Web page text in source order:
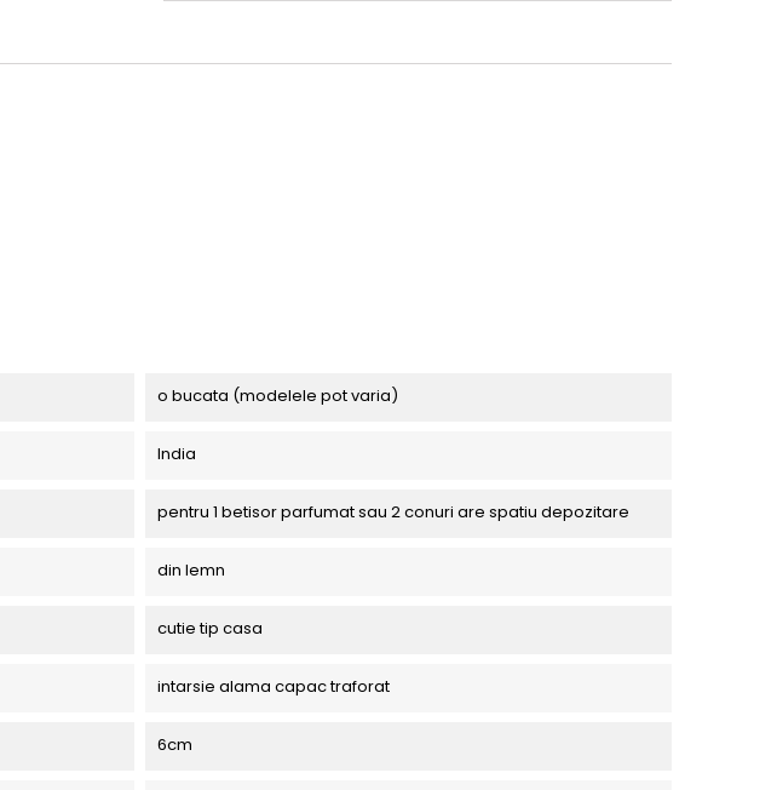
o bucata (modelele pot varia)
India
pentru 1 betisor parfumat sau 2 conuri are spatiu depozitare
din lemn
cutie tip casa
intarsie alama capac traforat
6cm